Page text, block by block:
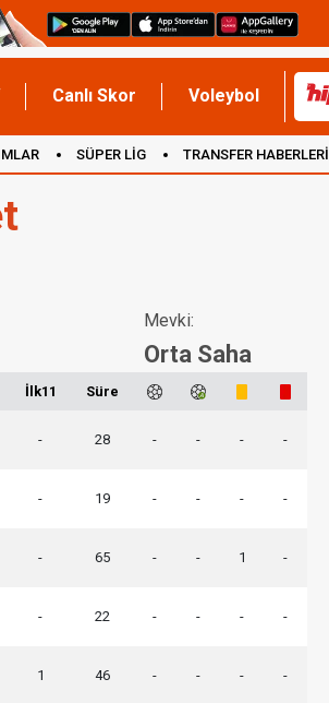
Canlı Skor Voleybol
SÜPER LİG TRANSFER HABERLERİ
Mevki:
Orta Saha
İlk11 Süre
- 28 - - - -
- 19 - - - -
- 65 - - 1 -
- 22 - - - -
1 46 - - - -